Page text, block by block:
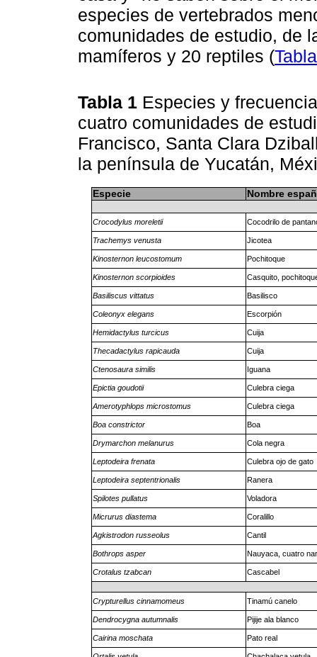
especies de vertebrados
comunidades de estudio, de
mamíferos y 20 reptiles (
Tabla 1 Especies y
cuatro comunidades de
Francisco, Santa Clara
la península de Yucatán,
Especie Nombre
Crocodylus moreletii Cocodrilo de
Trachemys venusta Jicotea
Kinosternon leucostomum Pochitoque
Kinosternon scorpioides Casquito,
Basiliscus vittatus Basilisco
Coleonyx elegans Escorpión
Hemidactylus turcicus Cuija
Thecadactylus rapicauda Cuija
Ctenosaura similis Iguana
Epictia goudotii Culebra ciega
Amerotyphlops microstomus Culebra ciega
Boa constrictor Boa
Drymarchon melanurus Cola negra
Leptodeira frenata Culebra ojo de gato
Leptodeira septentrionalis Ranera
Spilotes pullatus Voladora
Micrurus diastema Coralillo
Agkistrodon russeolus Cantil
Bothrops asper Nauyaca, cuatro
Crotalus tzabcan Cascabel
Crypturellus cinnamomeus Tinamú canelo
Dendrocygna autumnalis Pijije ala blanco
Cairina moschata Pato real